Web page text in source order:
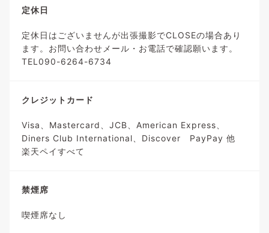
定休日
定休日はございませんが出張撮影でCLOSEの場合あり
ます。お問い合わせメール・お電話で確認願います。
TEL090-6264-6734
クレジットカード
Visa、Mastercard、JCB、American Express、
Diners Club International、Discover PayPay 他
楽天ペイすべて
禁煙席
喫煙席なし